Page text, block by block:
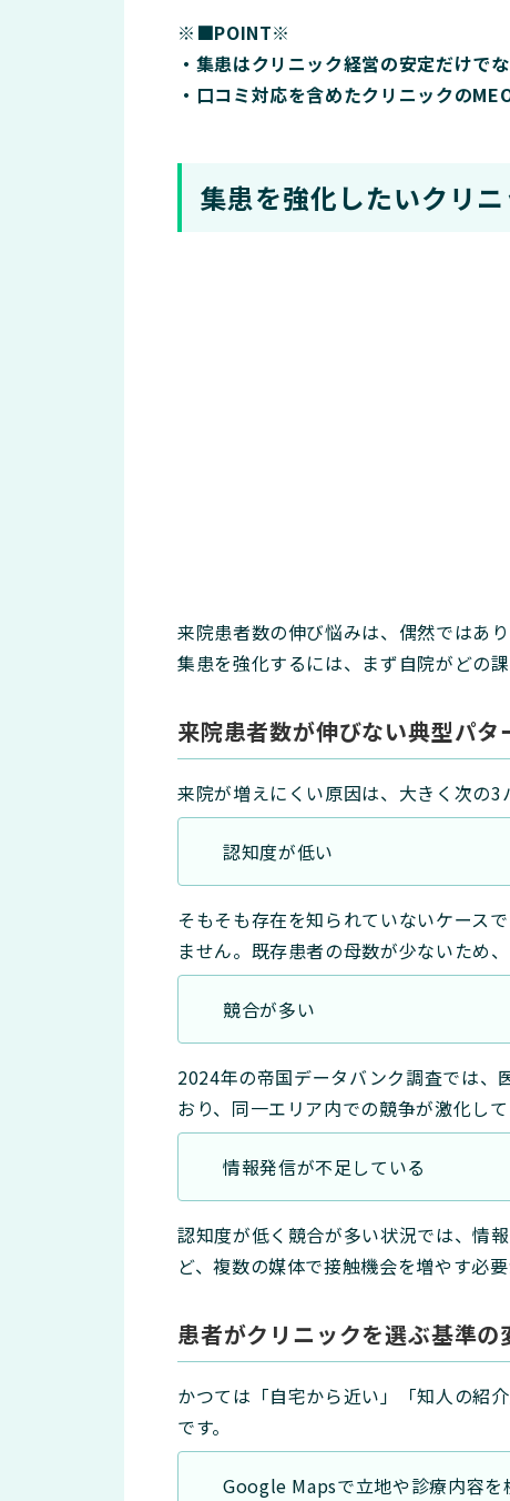
※■POINT※
・集患はクリニック経営の安定だけで
・口コミ対応を含めたクリニックの
集患を強化したいクリ
来院患者数の伸び悩みは、偶然ではあ
集患を強化するには、まず自院がどの
来院患者数が伸びない典型パタ
来院が増えにくい原因は、大きく次の3
認知度が低い
そもそも存在を知られていないケース
ません。既存患者の母数が少ないため
競合が多い
2024年の帝国データバンク調査では、
おり、同一エリア内での競争が激化し
情報発信が不足している
認知度が低く競合が多い状況では、情
ど、複数の媒体で接触機会を増やす必要
患者がクリニックを選ぶ基準の
かつては「自宅から近い」「知人の紹
です。
Google Mapsで立地や診療内容を